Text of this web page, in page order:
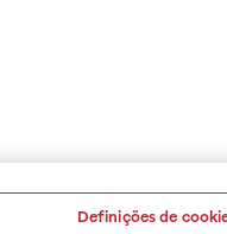
Definições de